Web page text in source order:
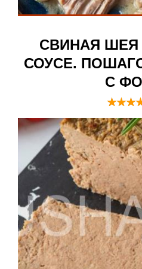
СВИНАЯ ШЕЯ
СОУСЕ.
С